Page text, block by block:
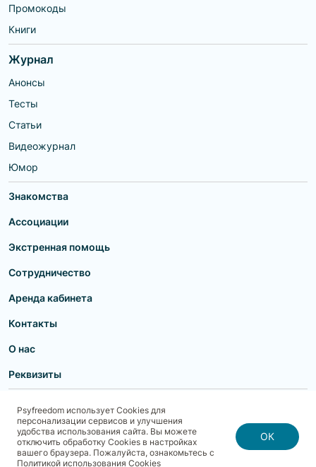
Промокоды
Книги
Журнал
Анонсы
Тесты
Статьи
Видеожурнал
Юмор
Знакомства
Ассоциации
Экстренная помощь
Сотрудничество
Аренда кабинета
Контакты
О нас
Реквизиты
Пользовательское соглашениеПолитика конфиденциальности
Договор-оферта для партнеров и образовательных учреждений
Договор-оферта для специалистов
Карта сайта
Согласие на обработку, хранение и передачу персональных данных
РеквизитыПолитика использования cookies
Договор-оферта с КлиентомПолитика безопасности платежей
Psyfreedom использует Cookies для
персонализации сервисов и улучшения
удобства использования сайта. Вы можете
отключить обработку Cookies в настройках
вашего браузера. Пожалуйста, ознакомьтесь с
Политикой использования Cookies
ОК